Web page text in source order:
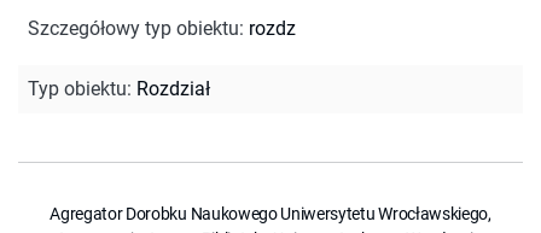
Szczegółowy typ obiektu: rozdz
Typ obiektu: Rozdział
Agregator Dorobku Naukowego Uniwersytetu Wrocławskiego,